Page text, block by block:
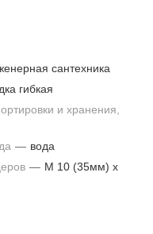
сантехника
гибкая
и хранения,
— вода
— M 10 (35мм) х